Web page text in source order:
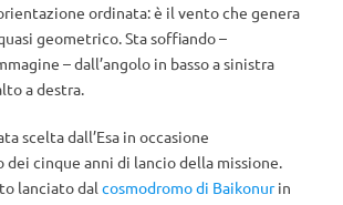
ordinata: è il vento che genera
geometrico. Sta soffiando –
– dall’angolo in basso a sinistra
a destra.
scelta dall’Esa in occasione
dei cinque anni di lancio della missione.
lanciato dal cosmodromo di Baikonurin